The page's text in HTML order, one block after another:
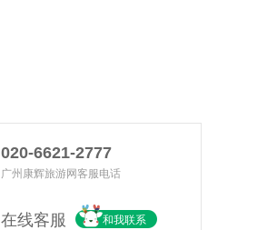
020-6621-2777
广州康辉旅游网客服电话
在线客服 和我联系